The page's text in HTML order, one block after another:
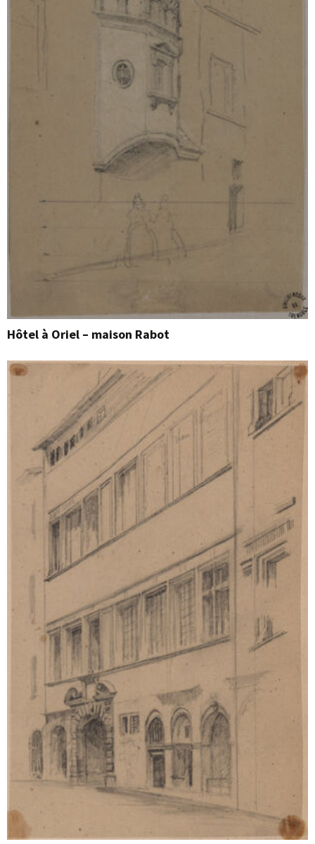
Hôtel à Oriel – maison Rabot